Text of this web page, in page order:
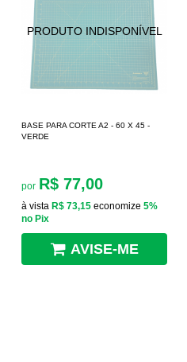
BASE PARA CORTE A2 - 60 X 45 -
VERDE
por R$ 77,00
à vista R$ 73,15 economize 5%
no Pix
AVISE-ME